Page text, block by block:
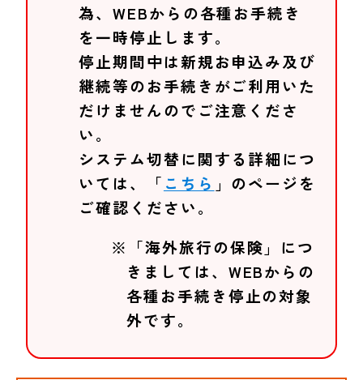
為、WEBからの各種お手続き
を一時停止します。
停止期間中は新規お申込み及び
継続等のお手続きがご利用いた
だけませんのでご注意くださ
い。
システム切替に関する詳細につ
いては、「 こちら 」のページを
ご確認ください。
※「海外旅行の保険」につ
きましては、WEBからの
各種お手続き停止の対象
外です。